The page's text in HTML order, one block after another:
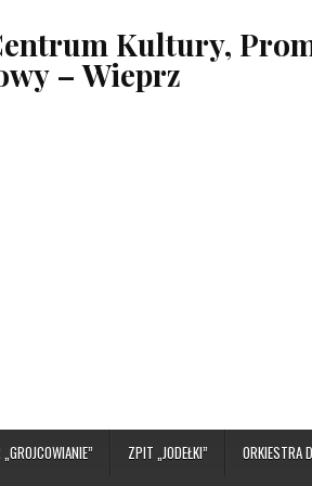
Kultury,
– Wieprz
ZPIT „JODEŁKI” ORKIESTRA